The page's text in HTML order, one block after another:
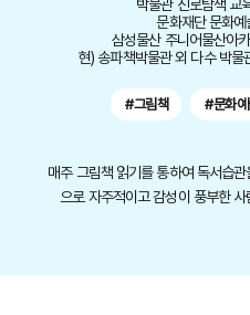
박물관 진로탐색 교
문화재단 문화예
삼성물산 주니어물산아
현) 송파책박물관 외 다수 박물
#그림책 #문화
매주 그림책 읽기를 통하여 독서습
으로 자주적이고 감성이 풍부한